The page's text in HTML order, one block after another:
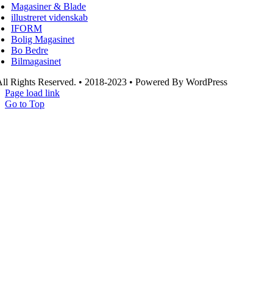
Magasiner & Blade
illustreret videnskab
IFORM
Bolig Magasinet
Bo Bedre
Bilmagasinet
Rights Reserved. • 2018-2023 • Powered By WordPress
Page load link
Go to Top